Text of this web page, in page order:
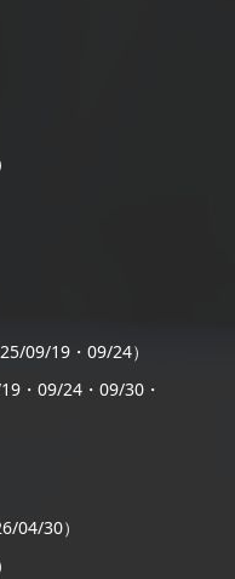
09/19・09/24）
・09/24・09/30・
04/30）